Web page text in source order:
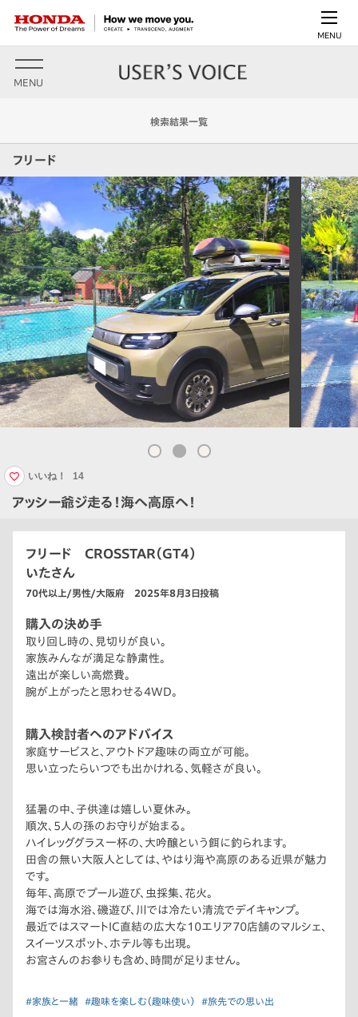
MENU
MENU
検索結果一覧
フリード
アッシー爺ジ走る！海へ高原へ！
いいね！ 14
フリード CROSSTAR（GT4）
いたさん
70代以上/男性/大阪府 2025年8月3日投稿
購入の決め手
取り回し時の、見切りが良い。
家族みんなが満足な静粛性。
遠出が楽しい高燃費。
腕が上がったと思わせる4WD。
購入検討者へのアドバイス
家庭サービスと、アウトドア趣味の両立が可能。
思い立ったらいつでも出かけれる、気軽さが良い。
猛暑の中、子供達は嬉しい夏休み。
順次、5人の孫のお守りが始まる。
ハイレッググラス一杯の、大吟醸という餌に釣られます。
田舎の無い大阪人としては、やはり海や高原のある近県が魅力
です。
毎年、高原でプール遊び、虫採集、花火。
海では海水浴、磯遊び、川では冷たい清流でデイキャンプ。
最近ではスマートIC直結の広大な10エリア70店舗のマルシェ、
スイーツスポット、ホテル等も出現。
お宮さんのお参りも含め、時間が足りません。
#家族と一緒 #趣味を楽しむ（趣味使い） #旅先での思い出